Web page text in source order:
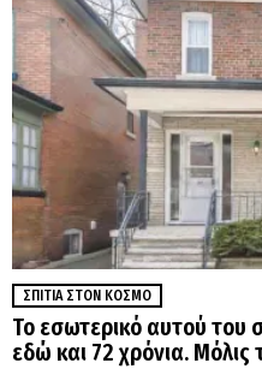
ΣΠΊΤΙΑ ΣΤΟΝ ΚΌΣΜΟ
Το εσωτερικό αυτού του
εδώ και 72 χρόνια. Μόλις